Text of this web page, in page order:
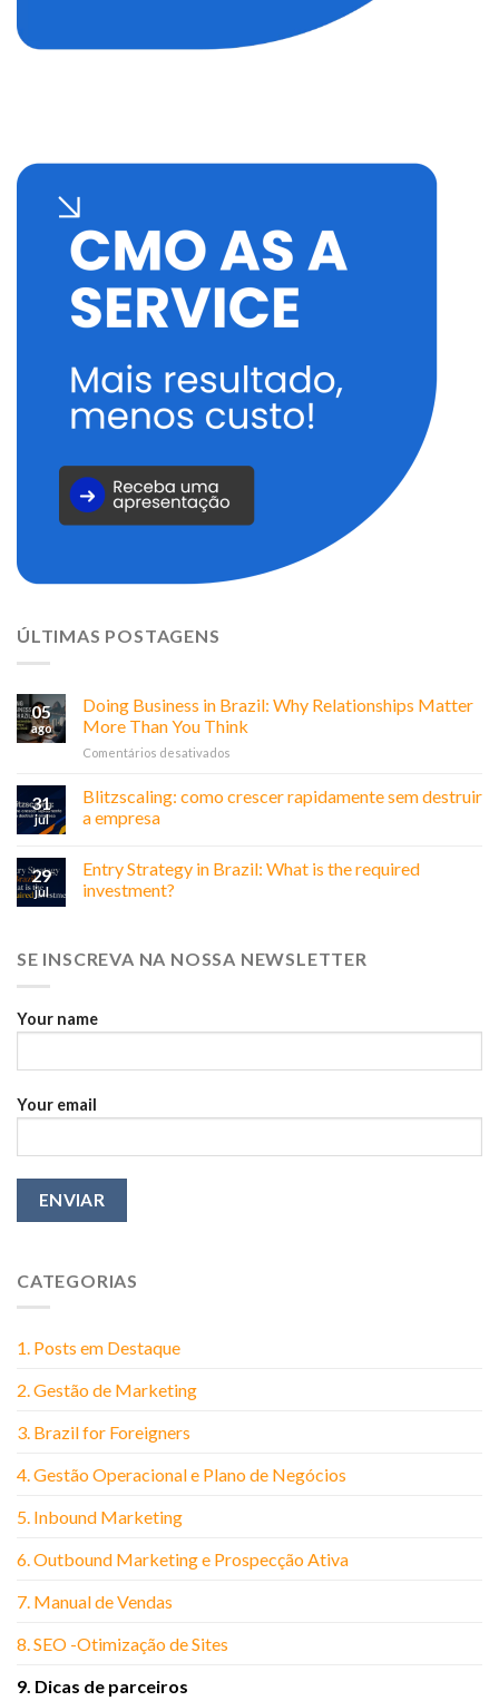
ÚLTIMAS POSTAGENS
05
ago
Doing Business in Brazil: Why Relationships Matter
More Than You Think
Comentários desativados
in
Relationships
Think
31
jul
Blitzscaling: como crescer rapidamente sem destruir
a empresa
29
jul
Entry Strategy in Brazil: What is the required
investment?
SE INSCREVA NA NOSSA NEWSLETTER
Your name
Your email
CATEGORIAS
1. Posts em Destaque
2. Gestão de Marketing
3. Brazil for Foreigners
4. Gestão Operacional e Plano de Negócios
5. Inbound Marketing
6. Outbound Marketing e Prospecção Ativa
7. Manual de Vendas
8. SEO -Otimização de Sites
9. Dicas de parceiros